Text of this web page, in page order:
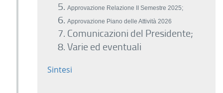
Approvazione Relazione II Semestre 2025;
Approvazione Piano delle Attività 2026
Comunicazioni del Presidente;
Varie ed eventuali
Sintesi